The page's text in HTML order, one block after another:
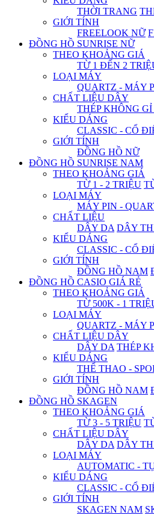
THỜI TRANG
GIỚI TÍNH
FREELOOK NỮ
ĐỒNG HỒ SUNRISE NỮ
THEO KHOẢNG GIÁ
TỪ 1 ĐẾN 2
LOẠI MÁY
QUARTZ - MÁY
CHẤT LIỆU DÂY
THÉP KHÔNG GỈ
KIỂU DÁNG
CLASSIC - CỔ
GIỚI TÍNH
ĐỒNG HỒ NỮ
ĐỒNG HỒ SUNRISE NAM
THEO KHOẢNG GIÁ
TỪ 1 - 2 TRIỆU
LOẠI MÁY
MÁY PIN -
CHẤT LIỆU
DÂY DA DÂY
KIỂU DÁNG
CLASSIC - CỔ
GIỚI TÍNH
ĐỒNG HỒ NAM
ĐỒNG HỒ CASIO GIÁ RẺ
THEO KHOẢNG GIÁ
TỪ 500K - 1
LOẠI MÁY
QUARTZ - MÁY
CHẤT LIỆU DÂY
DÂY DA THÉP
KIỂU DÁNG
THỂ THAO -
GIỚI TÍNH
ĐỒNG HỒ NAM
ĐỒNG HỒ SKAGEN
THEO KHOẢNG GIÁ
TỪ 3 - 5 TRIỆU
CHẤT LIỆU DÂY
DÂY DA DÂY
LOẠI MÁY
AUTOMATIC -
KIỂU DÁNG
CLASSIC - CỔ
GIỚI TÍNH
SKAGEN NAM